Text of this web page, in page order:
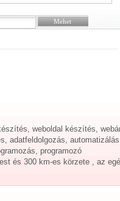
weboldal készítés,
adatfeldolgozás,
programozó
és 300 km-es körzete , az